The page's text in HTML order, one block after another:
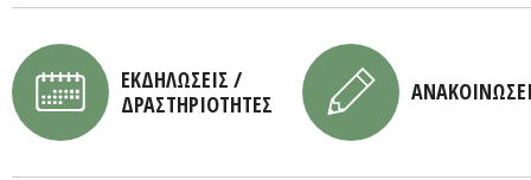
ΕΚΔΗΛΩΣΕΙΣ /
ΔΡΑΣΤΗΡΙΟΤΗΤΕΣ